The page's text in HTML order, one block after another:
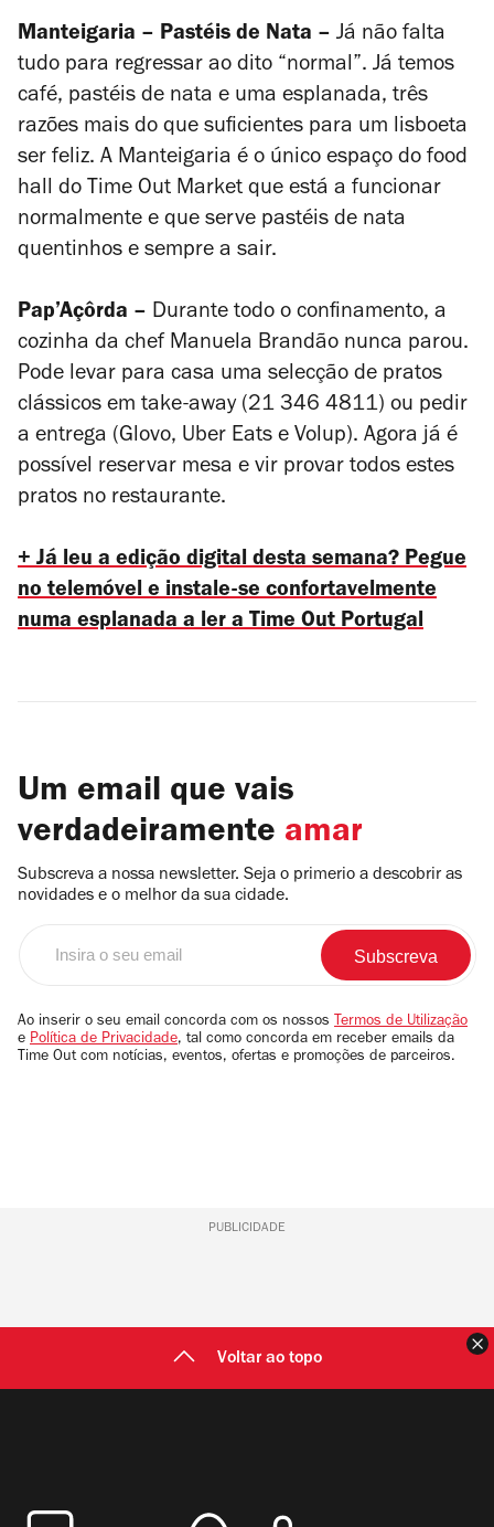
Manteigaria – Pastéis de Nata – Já não falta
tudo para regressar ao dito “normal”. Já temos
café, pastéis de nata e uma esplanada, três
razões mais do que suficientes para um lisboeta
ser feliz. A Manteigaria é o único espaço do food
hall do Time Out Market que está a funcionar
normalmente e que serve pastéis de nata
quentinhos e sempre a sair.
Pap’Açôrda – Durante todo o confinamento, a
cozinha da chef Manuela Brandão nunca parou.
Pode levar para casa uma selecção de pratos
clássicos em take-away (21 346 4811) ou pedir
a entrega (Glovo, Uber Eats e Volup). Agora já é
possível reservar mesa e vir provar todos estes
pratos no restaurante.
+ Já leu a edição digital desta semana? Pegue
no telemóvel e instale-se confortavelmente
numa esplanada a ler a Time Out Portugal
Um email que vais
verdadeiramente amar
Subscreva a nossa newsletter. Seja o primerio a descobrir as
novidades e o melhor da sua cidade.
email
Ao inserir o seu email concorda com os nossos Termos de Utilização
e Política de Privacidade, tal como concorda em receber emails da
Time Out com notícias, eventos, ofertas e promoções de parceiros.
PUBLICIDADE
Voltar ao topo